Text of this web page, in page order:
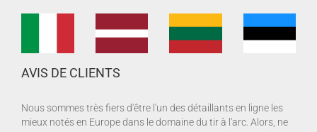
AVIS DE CLIENTS
Nous sommes très fiers d'être l'un des détaillants en ligne les
mieux notés en Europe dans le domaine du tir à l'arc. Alors, ne